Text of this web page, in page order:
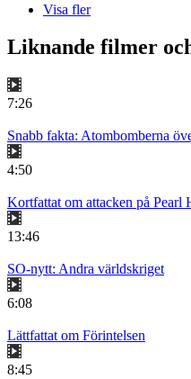
Visa fler
Liknande filmer
7:26
Snabb fakta: Atombomberna
4:50
Kortfattat om attacken på Pearl
13:46
SO-nytt: Andra världskriget
6:08
Lättfattat om Förintelsen
8:45